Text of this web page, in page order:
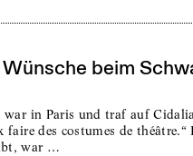
beim
war in Paris und traf auf
faire des costumes de théâtre.“
war …